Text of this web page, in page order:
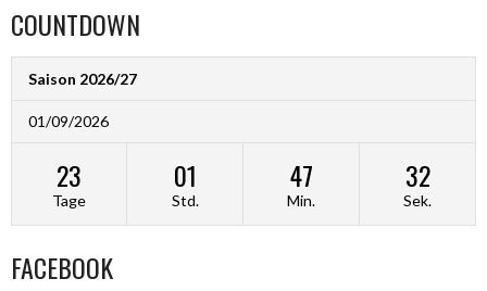
COUNTDOWN
Saison 2026/27
01/09/2026
23
Tage
01
Std.
47
Min.
32
Sek.
FACEBOOK